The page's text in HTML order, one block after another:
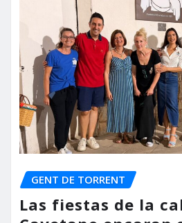
GENT DE TORRENT
Las fiestas de la